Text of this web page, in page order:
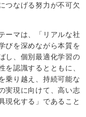
つなげる努力が不可欠
ーマは、「リアルな社
びを深めながら本質を
し、個別最適化学習の
を認識するとともに、
乗り越え、持続可能な
実現に向けて、高い志
現化する」であること